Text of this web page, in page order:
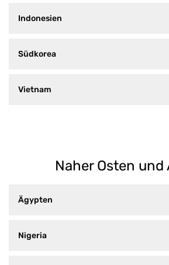
Indonesien
Südkorea
Vietnam
Naher Osten und
Ägypten
Nigeria